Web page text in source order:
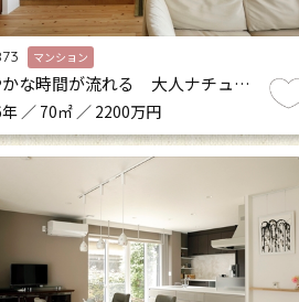
マンション
かな時間が流れる 大人ナチュ…
／ 70㎡ ／ 2200万円